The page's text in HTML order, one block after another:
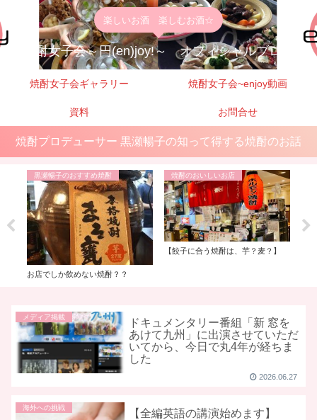
楽しいお酒 楽しむお酒☆
焼酎女子会～円(en)joy!～ オフィシャルブログ
焼酎女子会ギャラリー 焼酎女子会~enjoy動画
資料 お問合せ
焼酎プロデューサー 黒瀬暢子の知って得する焼酎のお話
黒瀬暢子のおすすめ焼酎
お店でしか飲めない焼酎？？
焼酎のおいしいお店
【餃子に合う焼酎は、芋？麦？】
メディア掲載
ドキュメンタリー番組「新 窓を
あけて九州」に出演させていただ
いてから、今日で丸4年が経ちま
した
2026.06.27
海外への挑戦 【全編英語の講演始めます】